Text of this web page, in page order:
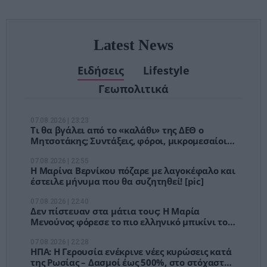
Latest News
Ειδήσεις
Lifestyle
Γεωπολιτικά
Τι θα βγάλει από το «καλάθι» της ΔΕΘ ο
Μητσοτάκης; Συντάξεις, φόροι, μικρομεσαίοι
Η Μαρίνα Βερνίκου πόζαρε με λαγοκέφαλο και
έστειλε μήνυμα που θα συζητηθεί! [pic]
Δεν πίστευαν στα μάτια τους: Η Μαρία
Μενούνος φόρεσε το πιο ελληνικό μπικίνι του
ΗΠΑ: Η Γερουσία ενέκρινε νέες κυρώσεις κατά
της Ρωσίας – Δασμοί έως 500%, στο στόχαστρο